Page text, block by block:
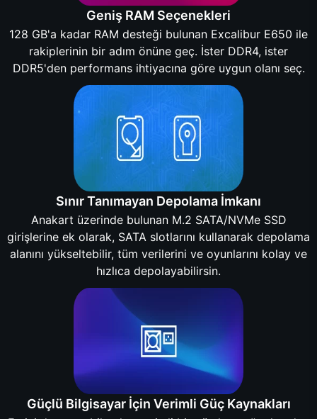
Geniş RAM Seçenekleri
128 GB'a kadar RAM desteği bulunan Excalibur E650 ile
rakiplerinin bir adım önüne geç. İster DDR4, ister
DDR5'den performans ihtiyacına göre uygun olanı seç.
Sınır Tanımayan Depolama İmkanı
Anakart üzerinde bulunan M.2 SATA/NVMe SSD
girişlerine ek olarak, SATA slotlarını kullanarak depolama
alanını yükseltebilir, tüm verilerini ve oyunlarını kolay ve
hızlıca depolayabilirsin.
Güçlü Bilgisayar İçin Verimli Güç Kaynakları